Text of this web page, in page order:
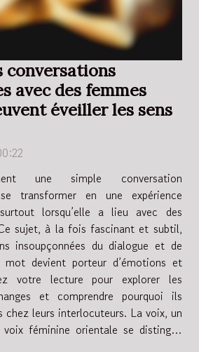
conversations
avec des femmes
éveiller les sens
une simple conversation
transformer en une expérience
lorsqu’elle a lieu avec des
sujet, à la fois fascinant et subtil,
insoupçonnées du dialogue et de
mot devient porteur d’émotions et
votre lecture pour explorer les
et comprendre pourquoi ils
chez leurs interlocuteurs. La voix, un